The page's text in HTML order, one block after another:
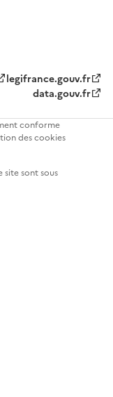
legifrance.gouv.fr
data.gouv.fr
conforme
des cookies
site sont sous